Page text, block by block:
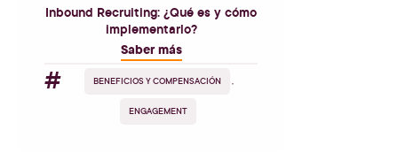
Inbound Recruiting: ¿Qué es y cómo
implementarlo?
Saber más
# BENEFICIOS Y COMPENSACIÓN ,
ENGAGEMENT